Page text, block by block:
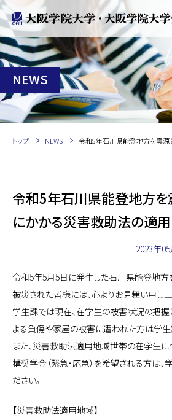
NEWS
トップ NEWS 令和5年石川県能登地方を震源とする地
令和5年石川県能登地方を
にかかる災害救助法の適
2023年
令和5年5月5日に発生した石川県能登地方
被災された皆様には、心よりお見舞い申し上
学生課では現在、在学生の被害状況の把握
よる負傷や家屋の被害に遭われた方は学生
また、災害救助法適用地域世帯の在学生に
構奨学金（緊急・応急）を希望される方は、
ださい。
【災害救助法適用地域】